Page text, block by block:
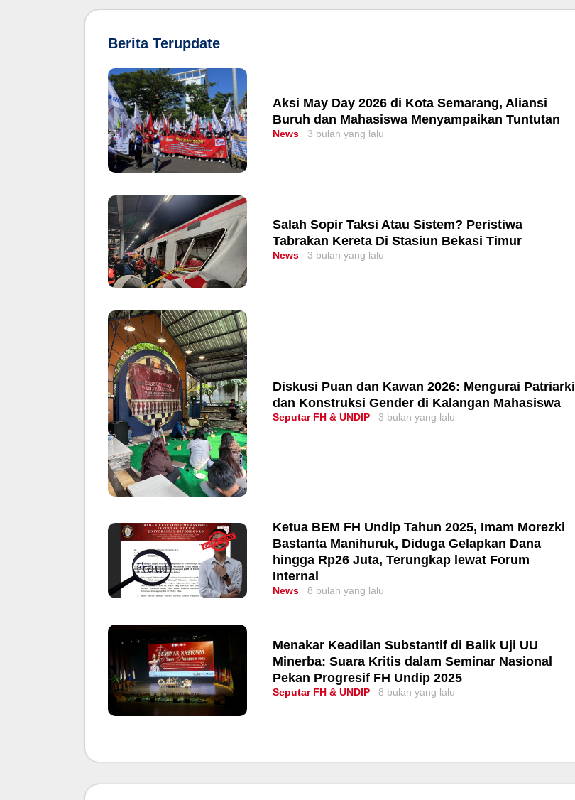
Berita Terupdate
Aksi May Day 2026 di Kota Semarang, Aliansi
Buruh dan Mahasiswa Menyampaikan Tuntutan
News 3 bulan yang lalu
Salah Sopir Taksi Atau Sistem? Peristiwa
Tabrakan Kereta Di Stasiun Bekasi Timur
News 3 bulan yang lalu
Diskusi Puan dan Kawan 2026: Mengurai Patriarki
dan Konstruksi Gender di Kalangan Mahasiswa
Seputar FH & UNDIP 3 bulan yang lalu
Ketua BEM FH Undip Tahun 2025, Imam Morezki
Bastanta Manihuruk, Diduga Gelapkan Dana
hingga Rp26 Juta, Terungkap lewat Forum
Internal
News 8 bulan yang lalu
Menakar Keadilan Substantif di Balik Uji UU
Minerba: Suara Kritis dalam Seminar Nasional
Pekan Progresif FH Undip 2025
Seputar FH & UNDIP 8 bulan yang lalu